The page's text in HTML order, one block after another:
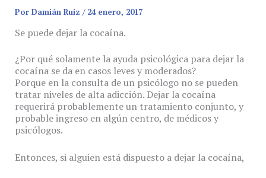
Por Damián Ruiz / 24 enero, 2017
Se puede dejar la cocaína.
¿Por qué solamente la ayuda psicológica para dejar la
cocaína se da en casos leves y moderados?
Porque en la consulta de un psicólogo no se pueden
tratar niveles de alta adicción. Dejar la cocaína
requerirá probablemente un tratamiento conjunto, y
probable ingreso en algún centro, de médicos y
psicólogos.
Entonces, si alguien está dispuesto a dejar la cocaína,